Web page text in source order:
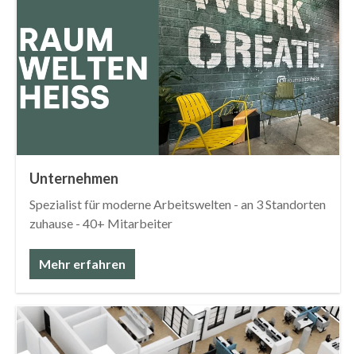
Unternehmen
Spezialist für moderne Arbeitswelten - an 3 Standorten
zuhause - 40+ Mitarbeiter
Mehr erfahren